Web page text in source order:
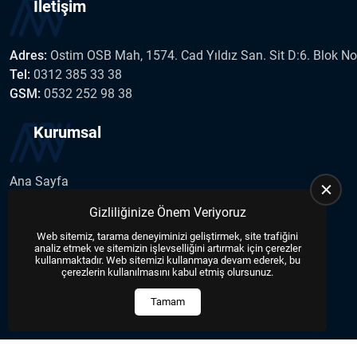
İletişim
Adres: Ostim OSB Mah, 1574. Cad Yıldız San. Sit D:6. Blok
Tel: 0312 385 33 38
GSM: 0532 252 98 38
Kurumsal
Ana Sayfa
Haberler
Gizliliğinize Önem Veriyoruz
Web sitemiz, tarama deneyiminizi geliştirmek, site trafiğini
analiz etmek ve sitemizin işlevselliğini artırmak için çerezler
kullanmaktadır. Web sitemizi kullanmaya devam ederek, bu
çerezlerin kullanılmasını kabul etmiş olursunuz.
Tamam